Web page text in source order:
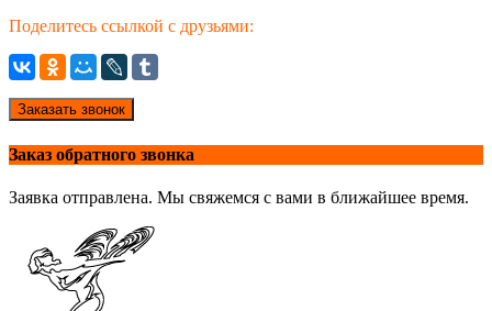
Поделитесь ссылкой с друзьями:
Заказать звонок
Заказ обратного звонка
Заявка отправлена. Мы свяжемся с вами в ближайшее время.